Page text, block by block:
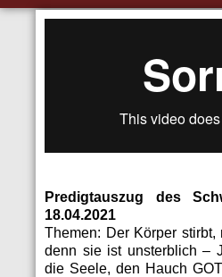
Predig­tauszug des
18.04.2021
The­men: Der Kör­p­er
denn sie ist unsterblich –
die Seele, den Hauch